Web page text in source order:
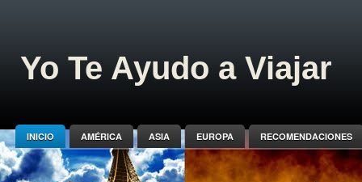
Yo Te Ayudo a Viajar
INICIO AMÉRICA ASIA EUROPA RECOMENDACIONES